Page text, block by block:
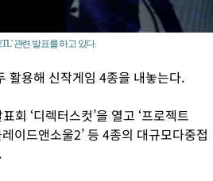
관련 발표를 하고 있다.
활용해 신작게임 4종을 내놓는다.
회 ‘디렉터스컷’을 열고 ‘프로젝트
레이드앤소울2’ 등 4종의 대규모다중접